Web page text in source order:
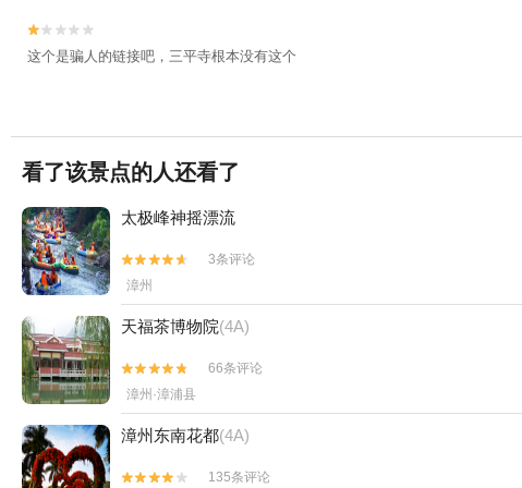


这个是骗人的链接吧，三平寺根本没有这个
看了该景点的人还看了
太极峰神摇漂流


3条评论
漳州
天福茶博物院(4A)


66条评论
漳州·漳浦县
漳州东南花都(4A)

 135条评论